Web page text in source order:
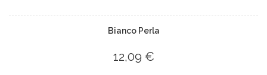
Bianco Perla
12,09 €